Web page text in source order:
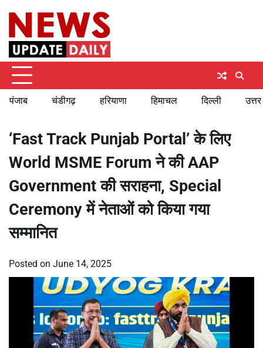
content
पंजाब चंडीगढ़ हरियाणा हिमाचल दिल्ली
‘Fast Track Punjab Portal’ के लिए
World MSME Forum ने की AAP
Government की सराहना, Special
Ceremony में नेताओं को किया गया
सम्मानित
Posted on June 14, 2025